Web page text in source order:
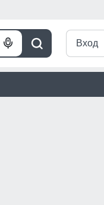
Поиск
Голосовой
Вход